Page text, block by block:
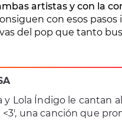
y Lola Índigo le cantan
una canción que
artistas y con la
con esos
del pop que tanto